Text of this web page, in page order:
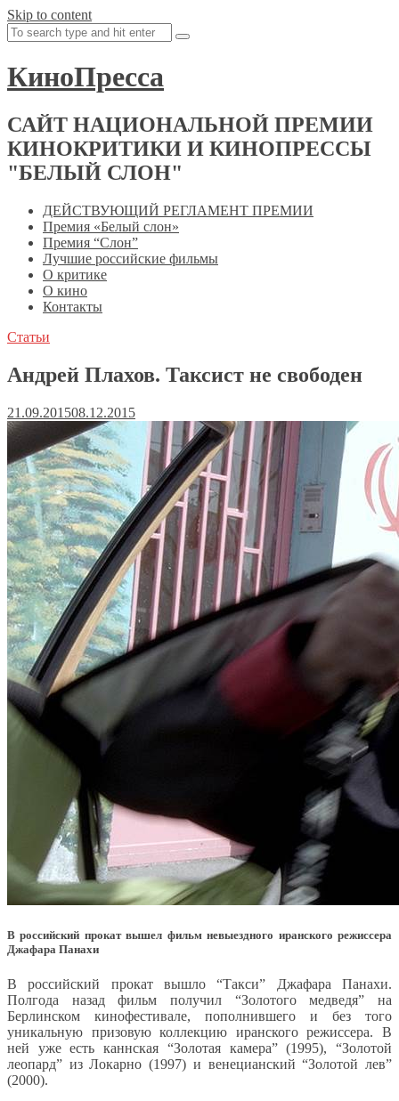
Skip to content
КиноПресса
САЙТ НАЦИОНАЛЬНОЙ ПРЕМИИ
КИНОКРИТИКИ И КИНОПРЕССЫ
"БЕЛЫЙ СЛОН"
ДЕЙСТВУЮЩИЙ РЕГЛАМЕНТ ПРЕМИИ
Премия «Белый слон»
Премия “Слон”
Лучшие российские фильмы
О критике
О кино
Контакты
Статьи
Андрей Плахов. Таксист не свободен
21.09.201508.12.2015
В российский прокат вышел фильм невыездного иранского режиссера
Джафара Панахи
В российский прокат вышло “Такси” Джафара Панахи.
Полгода назад фильм получил “Золотого медведя” на
Берлинском кинофестивале, пополнившего и без того
уникальную призовую коллекцию иранского режиссера. В
ней уже есть каннская “Золотая камера” (1995), “Золотой
леопард” из Локарно (1997) и венецианский “Золотой лев”
(2000).